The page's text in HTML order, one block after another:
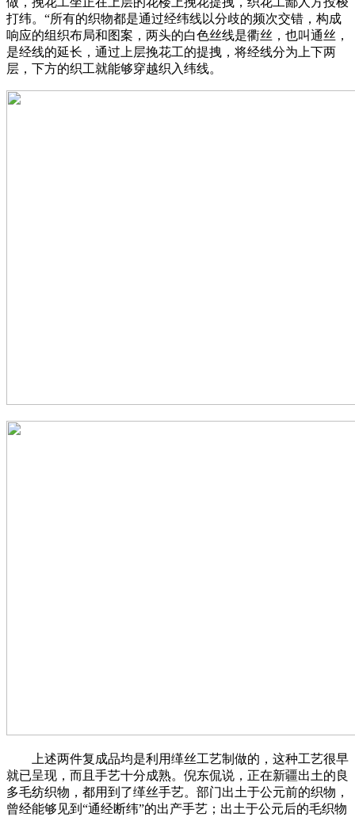
打纬。“所有的织物都是通过经纬线以分歧的频次交错，构成
响应的组织布局和图案，两头的白色丝线是衢丝，也叫通丝，
是经线的延长，通过上层挽花工的提拽，将经线分为上下两
层，下方的织工就能够穿越织入纬线。
上述两件复成品均是利用缂丝工艺制做的，这种工艺很早
就已呈现，而且手艺十分成熟。倪东侃说，正在新疆出土的良
多毛纺织物，都用到了缂丝手艺。部门出土于公元前的织物，
曾经能够见到“通经断纬”的出产手艺；出土于公元后的毛织物